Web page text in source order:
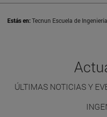
Estás en:Tecnun Escuela de Ingeniería
ÚLTIMAS NOTICIAS Y